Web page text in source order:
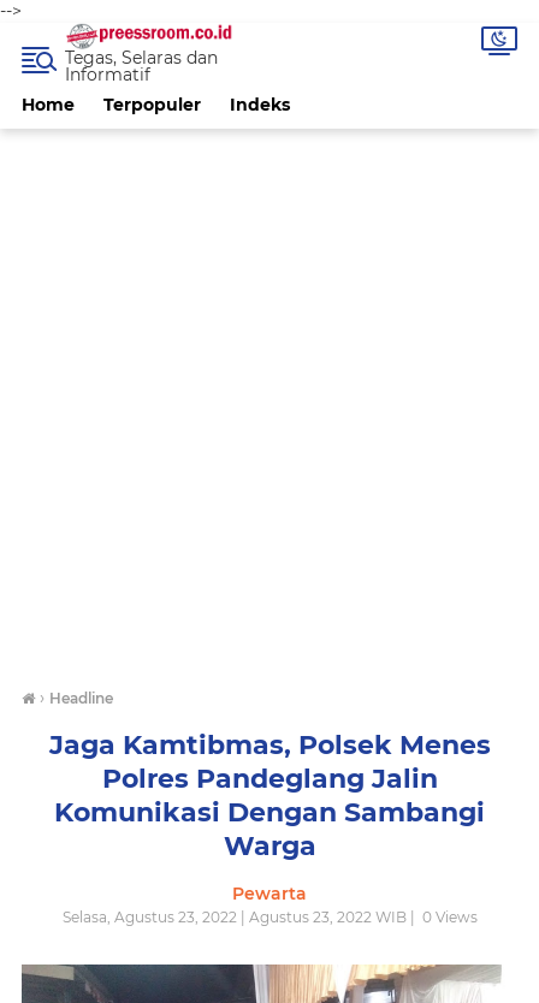
-->
Home Terpopuler Indeks
Tegas, Selaras dan
Informatif
› Headline
Jaga Kamtibmas, Polsek Menes
Polres Pandeglang Jalin
Komunikasi Dengan Sambangi
Warga
Pewarta
Selasa, Agustus 23, 2022 | Agustus 23, 2022 WIB | 0Views